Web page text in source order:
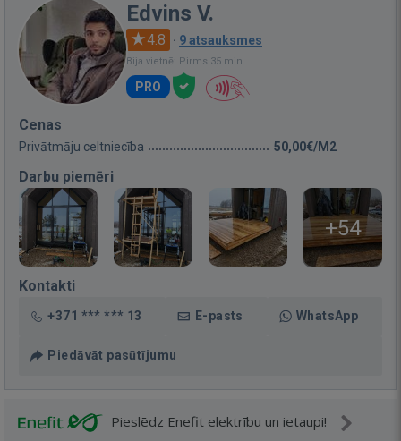
Edvins V.
4.8 · 9 atsauksmes
Bija vietnē: Pirms 35 min.
PRO
Cenas
Privātmāju celtniecība 50,00€/M2
Darbu piemēri
+54
Kontakti
+371 *** *** 13 E-pasts WhatsApp
Piedāvāt pasūtījumu
Pieslēdz Enefit elektrību un ietaupi!